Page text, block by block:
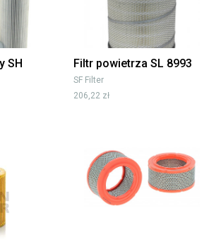
SH
Filtr powietrza SL 8993
SF Filter
206,22 zł